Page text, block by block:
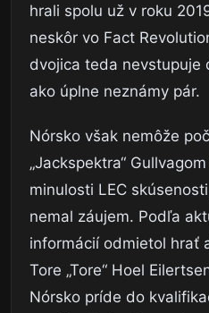
hrali spolu už v roku
neskôr vo Fact
dvojica teda nevstupuje
ako úplne neznámy pár.
Nórsko však nemôže
„Jackspektra“
minulosti LEC
nemal záujem. Podľa
informácií odmietol hrať
Tore „Tore“ Hoel
Nórsko príde do